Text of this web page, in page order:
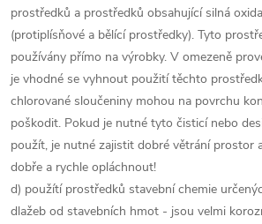
prostředků a prostředků obsahující silná
(protiplísňové a bělící prostředky). Tyto
používány přímo na výrobky. V omezeně
je vhodné se vyhnout použití těchto
chlorované sloučeniny mohou na povrchu
poškodit. Pokud je nutné tyto čisticí nebo
použít, je nutné zajistit dobré větrání prostor
dobře a rychle opláchnout!
d) použítí prostředků stavební chemie
dlažeb od stavebních hmot - jsou velmi